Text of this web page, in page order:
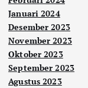
Januari 2024
Desember 2023
November 2023
Oktober 2023
September 2023
Agustus 2023